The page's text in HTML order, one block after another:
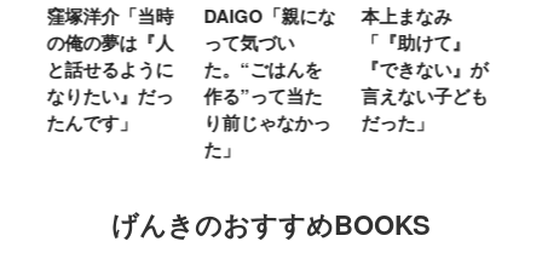
窪塚洋介「当時
の俺の夢は『人
と話せるように
なりたい』だっ
たんです」
DAIGO「親にな
って気づい
た。“ごはんを
作る”って当た
り前じゃなかっ
た」
本上まなみ
「『助けて』
『できない』が
言えない子ども
だった」
げんきのおすすめBOOKS